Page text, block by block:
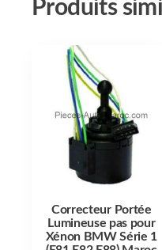
Produits
Correcteur Portée
Lumineuse pas pour
Xénon BMW Série 1